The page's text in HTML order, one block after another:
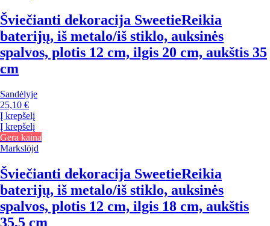
Šviečianti dekoracija SweetieReikia
baterijų, iš metalo/iš stiklo, auksinės
spalvos, plotis 12 cm, ilgis 20 cm, aukštis 35
cm
Sandėlyje
25,10 €
Į krepšelį
Į krepšelį
Gera kaina
Markslöjd
Šviečianti dekoracija SweetieReikia
baterijų, iš metalo/iš stiklo, auksinės
spalvos, plotis 12 cm, ilgis 18 cm, aukštis
35,5 cm